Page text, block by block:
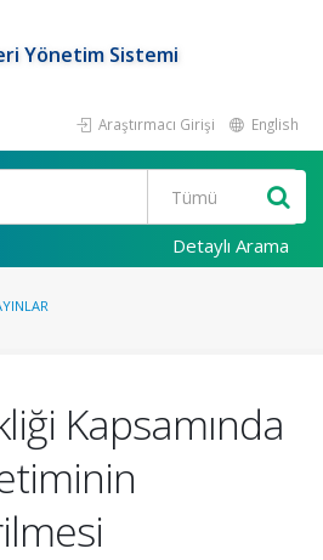
Yönetim Sistemi
Araştırmacı Girişi English
Detaylı Arama
Kapsamında